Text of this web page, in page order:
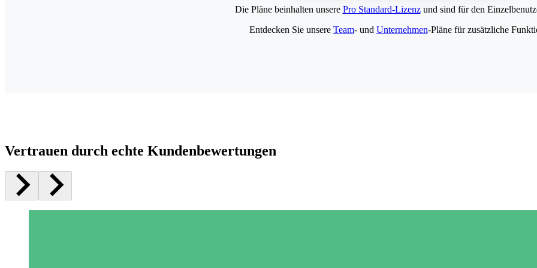
Die Pläne beinhalten unsere Pro Standard-Lizenzund sind für den
Entdecken Sie unsere Team- und Unternehmen-Pläne für zusätzliche
Vertrauen durch echte Kundenbewertungen